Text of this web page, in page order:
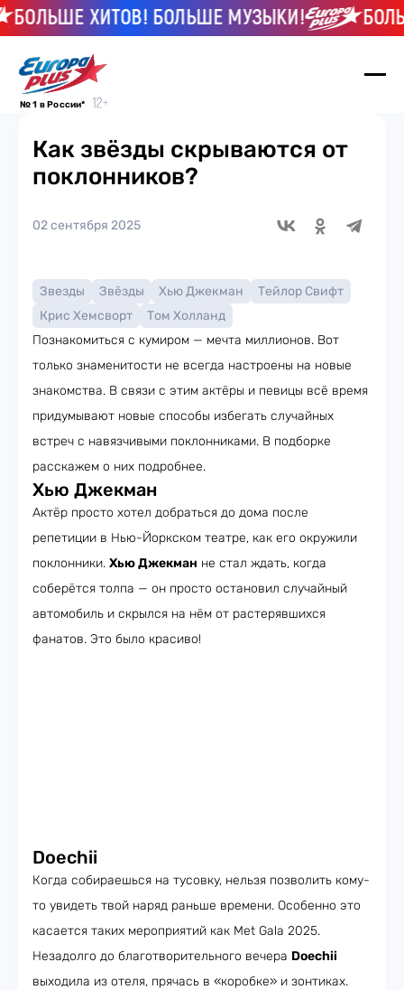
ХИТОВ! БОЛЬШЕ МУЗЫКИ!
№ 1 в России*
Как звёзды скрываются от
поклонников?
02 сентября 2025
Звезды Звёзды Хью Джекман
Тейлор Свифт
Крис Хемсворт
Том Холланд
Познакомиться с кумиром — мечта миллионов. Вот
только знаменитости не всегда настроены на новые
знакомства. В связи с этим актёры и певицы всё время
придумывают новые способы избегать случайных
встреч с навязчивыми поклонниками. В подборке
расскажем о них подробнее.
Хью Джекман
Актёр просто хотел добраться до дома после
репетиции в Нью-Йоркском театре, как его окружили
поклонники. Хью Джекман не стал ждать, когда
соберётся толпа — он просто остановил случайный
автомобиль и скрылся на нём от растерявшихся
фанатов. Это было красиво!
Doechii
Когда собираешься на тусовку, нельзя позволить кому-
то увидеть твой наряд раньше времени. Особенно это
касается таких мероприятий как Met Gala 2025.
Незадолго до благотворительного вечера Doechii
выходила из отеля, прячась в «коробке» и зонтиках.